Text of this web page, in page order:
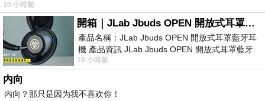
10 小時前
開箱｜JLab Jbuds OPEN 開放式耳罩藍牙耳機 - 設計美學，輕巧、透氣、環境音全物理達成！
產品名稱：JLab Jbuds OPEN 開放式耳罩藍牙耳
機 產品資訊 JLab Jbuds OPEN 開放式耳罩藍牙
耳機評語：非常有特色，值得喜愛美型工
10 小時前
内向
内向？那只是因为我不喜欢你！